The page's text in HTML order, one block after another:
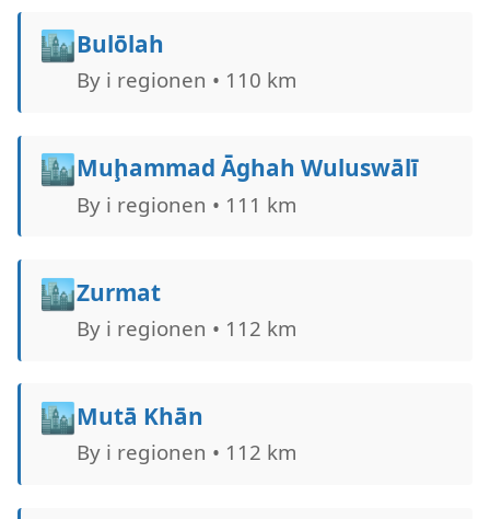
🏙️Bulōlah
By i regionen • 110 km
🏙️Muḩammad Āghah Wuluswālī
By i regionen • 111 km
🏙️Zurmat
By i regionen • 112 km
🏙️Mutā Khān
By i regionen • 112 km